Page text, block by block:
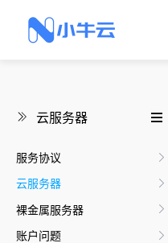
云服务器
服务协议
云服务器
裸金属服务器
账户问题